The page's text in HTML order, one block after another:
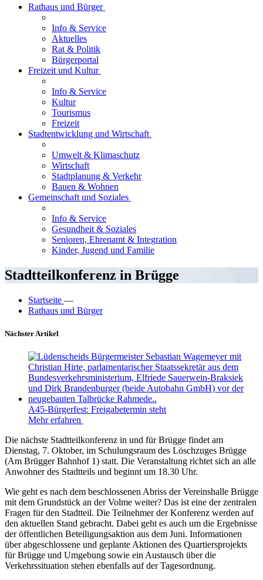
Rathaus und Bürger
Info & Service
Aktuelles
Rat & Politik
Bürgerportal
Freizeit und Kultur
Info & Service
Kultur
Tourismus
Freizeit
Stadtentwicklung und Wirtschaft
Umwelt & Klimaschutz
Wirtschaft
Stadtplanung & Verkehr
Bauen & Wohnen
Gemeinschaft und Soziales
Info & Service
Gesundheit & Soziales
Senioren, Ehrenamt & Integration
Kinder, Jugend und Familie
Stadtteilkonferenz in Brügge
Startseite —
Rathaus und Bürger
Nächster Artikel
A45-Bürgerfest: Freigabetermin steht
Mehr erfahren
Die nächste Stadtteilkonferenz in und für Brügge findet am
Dienstag, 7. Oktober, im Schulungsraum des Löschzuges Brügge
(Am Brügger Bahnhof 1) statt. Die Veranstaltung richtet sich an alle
Anwohner des Stadtteils und beginnt um 18.30 Uhr.
Wie geht es nach dem beschlossenen Abriss der Vereinshalle Brügge
mit dem Grundstück an der Volme weiter? Das ist eine der zentralen
Fragen für den Stadtteil. Die Teilnehmer der Konferenz werden auf
den aktuellen Stand gebracht. Dabei geht es auch um die Ergebnisse
der öffentlichen Beteiligungsaktion aus dem Juni. Informationen
über abgeschlossene und geplante Aktionen des Quartiersprojekts
für Brügge und Umgebung sowie ein Austausch über die
Verkehrssituation stehen ebenfalls auf der Tagesordnung.